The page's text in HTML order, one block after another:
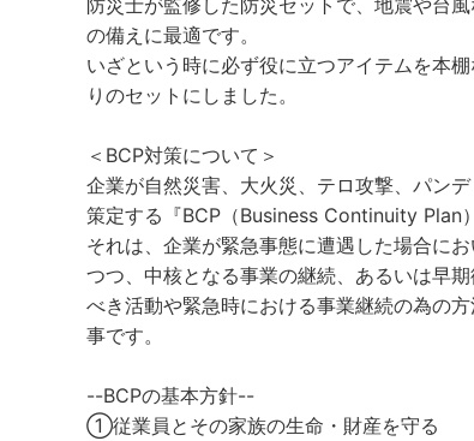
の備えに最適です。
いざという時に必ず役に立つアイテムを本
りのセットにしました。
＜BCP対策について＞
企業が自然災害、大火災、テロ攻撃、パン
策定する『BCP（Business Continuity Plan
それは、企業が緊急事態に遭遇した場合に
つつ、中核となる事業の継続、あるいは早
べき活動や緊急時における事業継続の為の
事です。
--BCPの基本方針--
①従業員とその家族の生命・財産を守る